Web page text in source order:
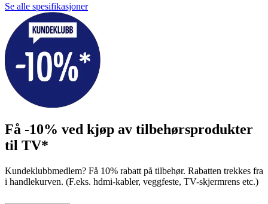
Se alle spesifikasjoner
Få -10% ved kjøp av tilbehørsprodukter
til TV*
Kundeklubbmedlem? Få 10% rabatt på tilbehør. Rabatten trekkes fra
i handlekurven. (F.eks. hdmi-kabler, veggfeste, TV-skjermrens etc.)